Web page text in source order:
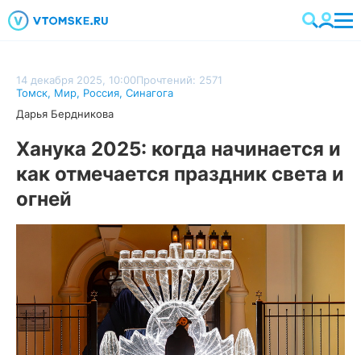
14 декабря 2025, 10:00Прочтений: 2571
Томск, Мир, Россия, Синагога
Дарья Бердникова
Ханука 2025: когда начинается и
как отмечается праздник света и
огней